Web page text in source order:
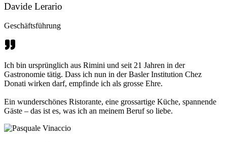
Davide Lerario
Geschäftsführung
Ich bin ursprünglich aus Rimini und seit 21 Jahren in der
Gastronomie tätig. Dass ich nun in der Basler Institution Chez
Donati wirken darf, empfinde ich als grosse Ehre.
Ein wunderschönes Ristorante, eine grossartige Küche, spannende
Gäste – das ist es, was ich an meinem Beruf so liebe.